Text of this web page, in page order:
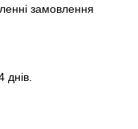
замовлення
днів.